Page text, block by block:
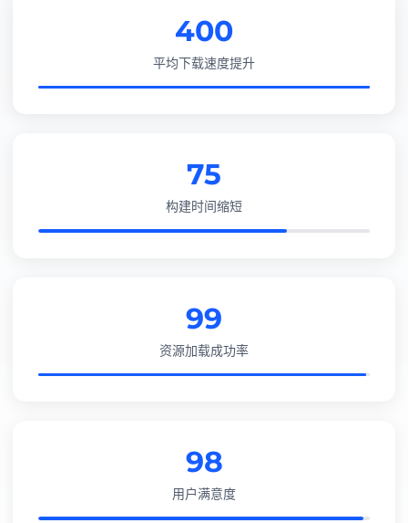
400
平均下载速度提升
75
构建时间缩短
99
资源加载成功率
98
用户满意度